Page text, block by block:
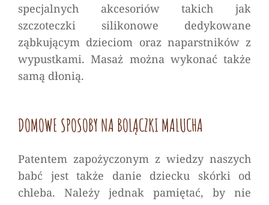
specjalnych akcesoriów takich jak
szczoteczki silikonowe dedykowane
ząbkującym dzieciom oraz naparstników z
wypustkami. Masaż można wykonać także
samą dłonią.
DOMOWE SPOSOBY NA BOLĄCZKI MALUCHA
Patentem zapożyczonym z wiedzy naszych
babć jest także danie dziecku skórki od
chleba. Należy jednak pamiętać, by nie